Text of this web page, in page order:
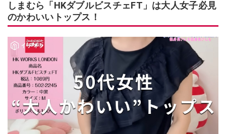
しまむら「HKダブルビスチェFT」は大人女子必見
のかわいいトップス！